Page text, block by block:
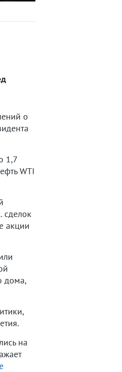
о
1,7
WTI
сделок
акции
дома,
на